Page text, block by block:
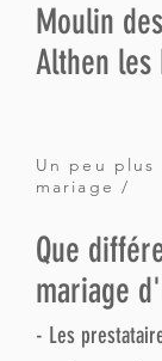
Moulin
Althen les
Un peu plus
mariage /
Que
mariage
- Les